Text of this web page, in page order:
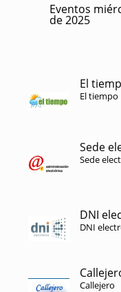
Eventos
de 2025
El
El tiempo
Sede
Sede
DNI
DNI
Callejero